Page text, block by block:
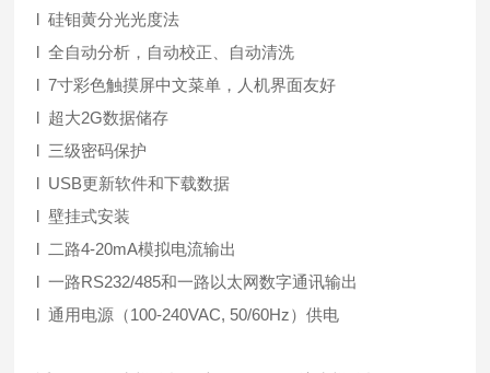
l 硅钼黄分光光度法
l 全自动分析，自动校正、自动清洗
l 7寸彩色触摸屏中文菜单，人机界面友好
l 超大2G数据储存
l 三级密码保护
l USB更新软件和下载数据
l 壁挂式安装
l 二路4-20mA模拟电流输出
l 一路RS232/485和一路以太网数字通讯输出
l 通用电源（100-240VAC, 50/60Hz）供电